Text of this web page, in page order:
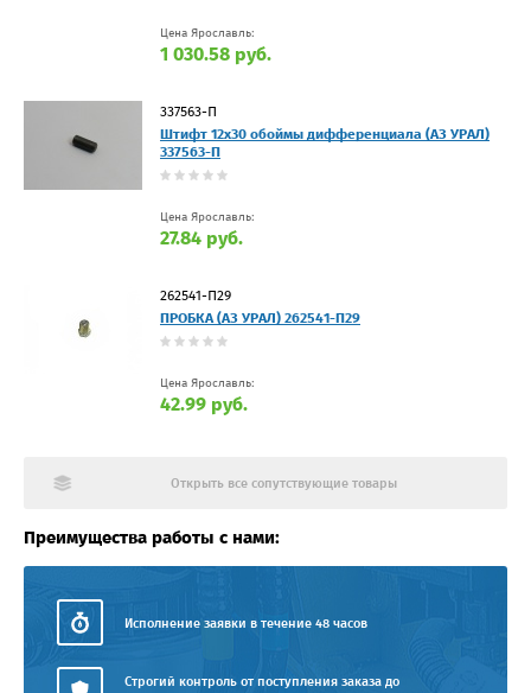
Цена Ярославль:
1 030.58 руб.
337563-П
Штифт 12х30 обоймы дифференциала (АЗ УРАЛ)
337563-П
Цена Ярославль:
27.84 руб.
262541-П29
ПРОБКА (АЗ УРАЛ) 262541-П29
Цена Ярославль:
42.99 руб.
Открыть все сопутствующие товары
Преимущества работы с нами:
Исполнение заявки в течение 48 часов
Строгий контроль от поступления заказа до